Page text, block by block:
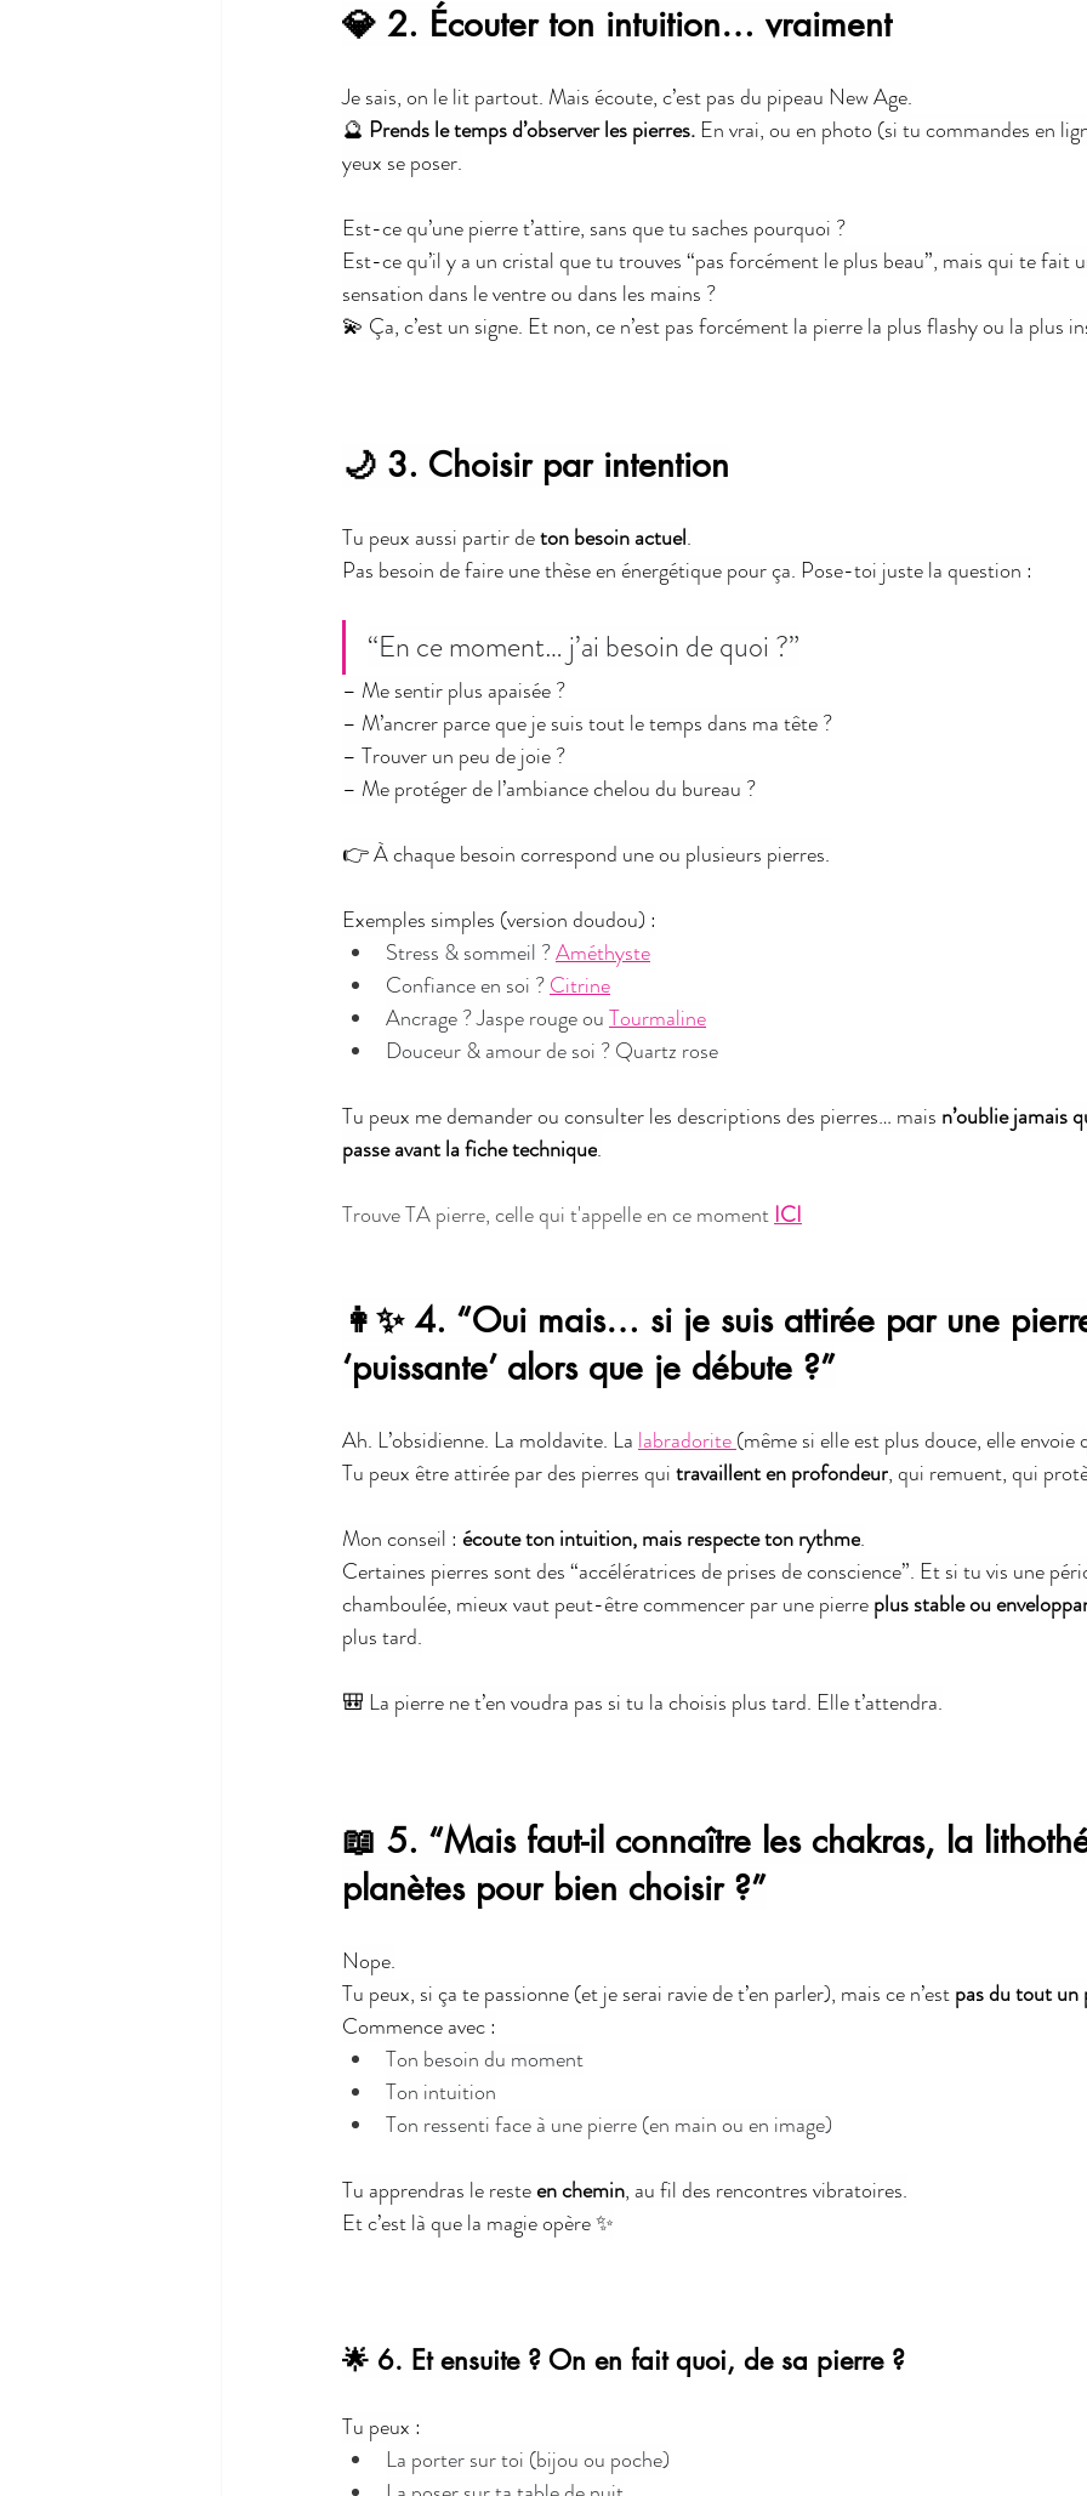
💎 2. Écouter ton intuition… vraiment
Je sais, on le lit partout. Mais écoute, c’est pas du pipeau New Age.
🔮 Prends le temps d’observer les pierres. En vrai, ou en photo (si tu commandes en
yeux se poser.
Est-ce qu’une pierre t’attire, sans que tu saches pourquoi ?
Est-ce qu’il y a un cristal que tu trouves “pas forcément le plus beau”, mais qui te fait
sensation dans le ventre ou dans les mains ?
💫 Ça, c’est un signe. Et non, ce n’est pas forcément la pierre la plus flashy ou la plus
🌙 3. Choisir par intention
Tu peux aussi partir de ton besoin actuel.
Pas besoin de faire une thèse en énergétique pour ça. Pose-toi juste la question :
“En ce moment… j’ai besoin de quoi ?”
– Me sentir plus apaisée ?
– M’ancrer parce que je suis tout le temps dans ma tête ?
– Trouver un peu de joie ?
– Me protéger de l’ambiance chelou du bureau ?
👉 À chaque besoin correspond une ou plusieurs pierres.
Exemples simples (version doudou) :
Stress & sommeil ?Améthyste
Confiance en soi ? Citrine
Ancrage ? Jaspe rouge ou Tourmaline
Douceur & amour de soi ? Quartz rose
Tu peux me demander ou consulter les descriptions des pierres… mais n’oublie jamais
passe avant la fiche technique.
Trouve TA pierre, celle qui t'appelle en ce moment ICI
👩‍✨ 4. “Oui mais… si je suis attirée par une
‘puissante’ alors que je débute ?”
Ah. L’obsidienne. La moldavite. La labradorite (même si elle est plus douce, elle envoie
Tu peux être attirée par des pierres qui travaillent en profondeur, qui remuent, qui
Mon conseil : écoute ton intuition, mais respecte ton rythme.
Certaines pierres sont des “accélératrices de prises de conscience”. Et si tu vis une
chamboulée, mieux vaut peut-être commencer par une pierre plus stable ou
plus tard.
🎒 La pierre ne t’en voudra pas si tu la choisis plus tard. Elle t’attendra.
📖 5. “Mais faut-il connaître les chakras, la
planètes pour bien choisir ?”
Nope.
Tu peux, si ça te passionne (et je serai ravie de t’en parler), mais ce n’est pas du tout un
Commence avec :
Ton besoin du moment
Ton intuition
Ton ressenti face à une pierre (en main ou en image)
Tu apprendras le reste en chemin, au fil des rencontres vibratoires.
Et c’est là que la magie opère ✨
🌟 6. Et ensuite ? On en fait quoi, de sa pierre ?
Tu peux :
La porter sur toi (bijou ou poche)